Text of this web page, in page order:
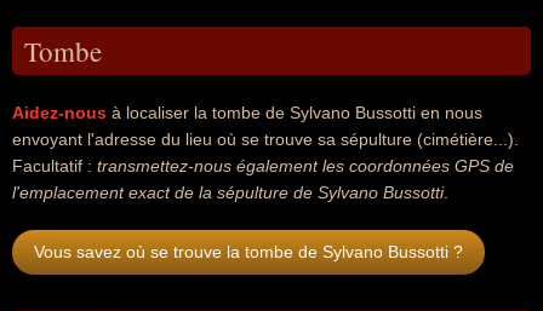
Tombe
Aidez-nous à localiser la tombe de Sylvano Bussotti en nous
envoyant l'adresse du lieu où se trouve sa sépulture (cimétière...).
Facultatif : transmettez-nous également les coordonnées GPS de
l'emplacement exact de la sépulture de Sylvano Bussotti.
Vous savez où se trouve la tombe de Sylvano Bussotti ?